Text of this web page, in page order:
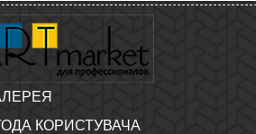
КОРИСТУВАЧА